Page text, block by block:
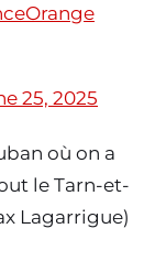
25, 2025
où on a
le Tarn-et-
Lagarrigue)